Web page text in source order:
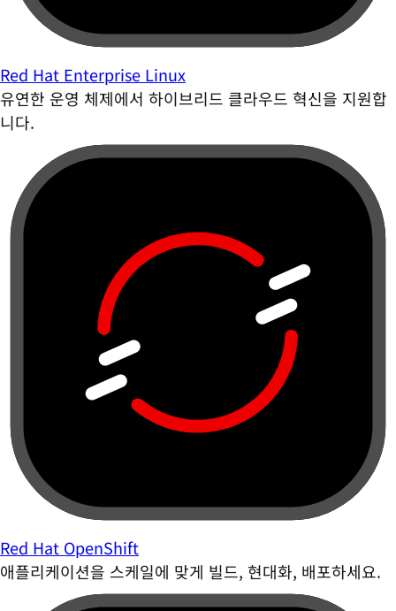
Red Hat Enterprise Linux
유연한 운영 체제에서 하이브리드 클라우드 혁신을 지원합
니다.
Red Hat OpenShift
애플리케이션을 스케일에 맞게 빌드, 현대화, 배포하세요.